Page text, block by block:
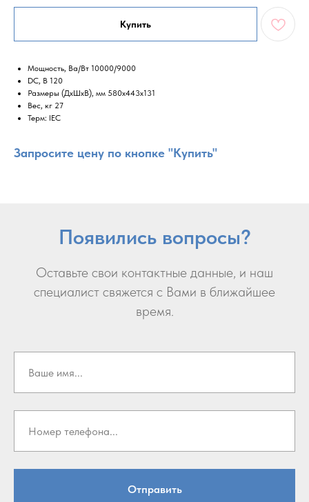
Купить
Мощность, Ва/Вт 10000/9000
DC, B 120
Размеры (ДxШxВ), мм 580x443x131
Вес, кг 27
Терм: IEC
Запросите цену по кнопке "Купить"
Появились вопросы?
Оставьте свои контактные данные, и наш
специалист свяжется с Вами в ближайшее
время.
Отправить